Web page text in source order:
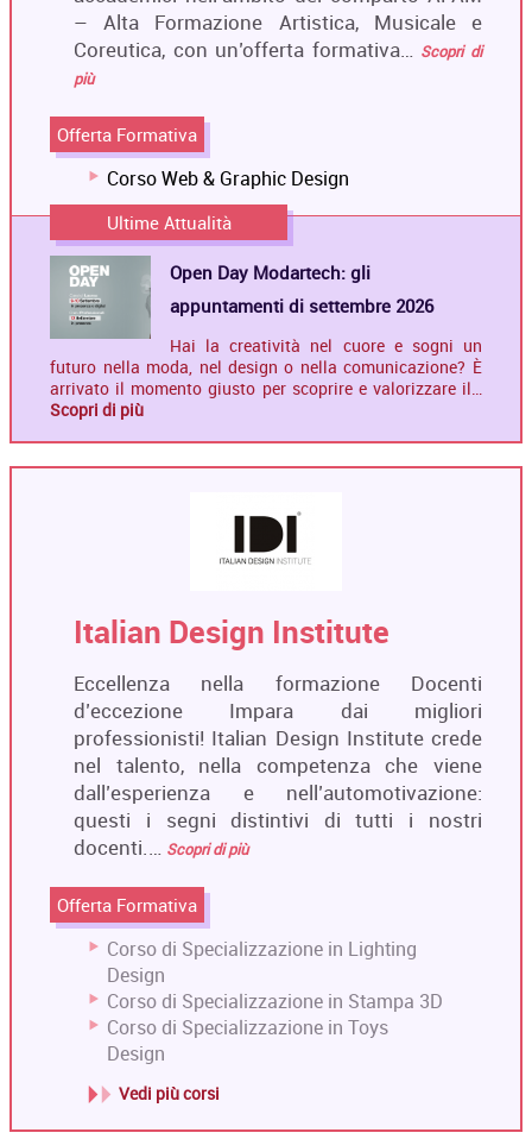
– Alta Formazione Artistica, Musicale e
Coreutica, con un’offerta formativa… Scopri di
più
Offerta Formativa
Corso Web & Graphic Design
Ultime Attualità
Open Day Modartech: gli
appuntamenti di settembre 2026
Hai la creatività nel cuore e sogni un
futuro nella moda, nel design o nella comunicazione? È
arrivato il momento giusto per scoprire e valorizzare il…
Scopri di più
Italian Design Institute
Eccellenza nella formazione Docenti
d’eccezione Impara dai migliori
professionisti! Italian Design Institute crede
nel talento, nella competenza che viene
dall’esperienza e nell’automotivazione:
questi i segni distintivi di tutti i nostri
docenti.… Scopri di più
Offerta Formativa
Corso di Specializzazione in Lighting
Design
Corso di Specializzazione in Stampa 3D
Corso di Specializzazione in Toys
Design
Vedi più corsi